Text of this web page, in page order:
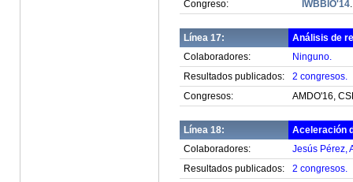
Congreso:
IWBBIO'14.
Línea 17:
Análisis de
Colaboradores:
Ninguno.
Resultados publicados:
2 congresos.
Congresos:
AMDO'16,
Línea 18:
Aceleración
Colaboradores:
Jesús Pérez,
Resultados publicados:
2 congresos.